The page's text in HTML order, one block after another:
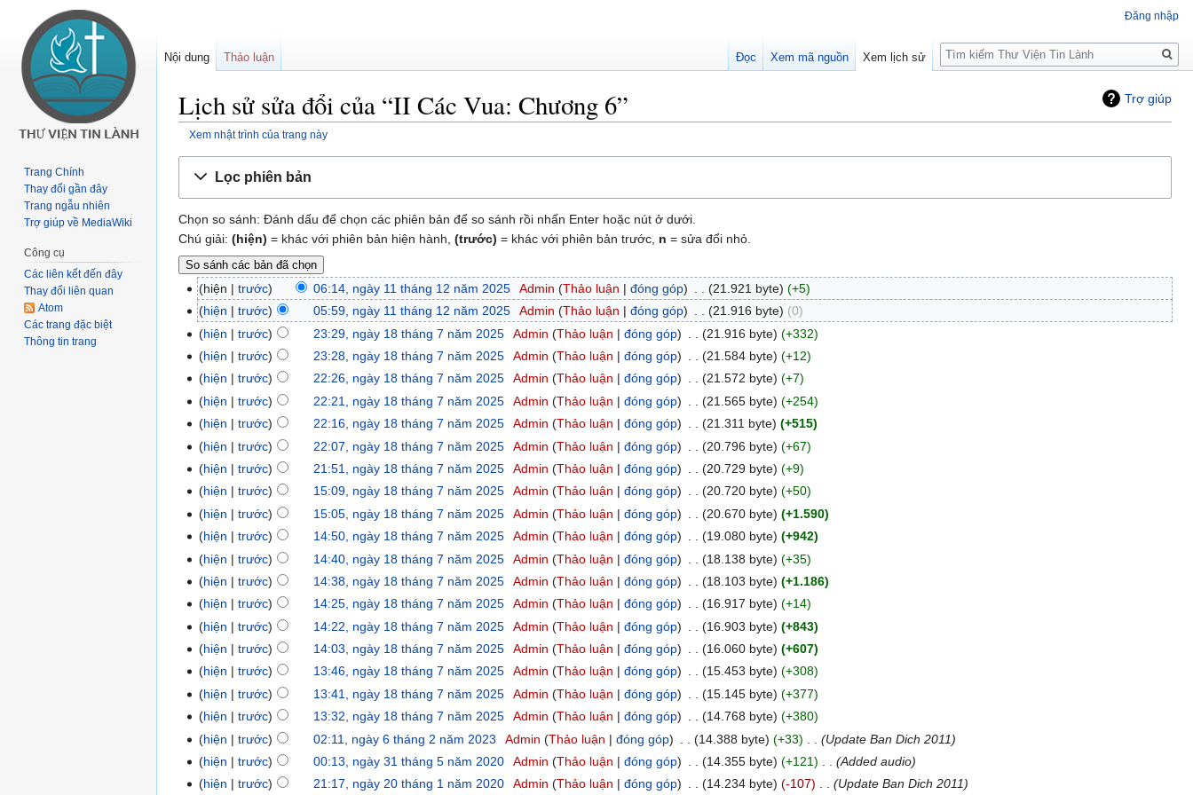
Trợ giúp
Lịch sử sửa đổi của “II Các Vua: Chương 6”
Xem nhật trình của trang này
hướng
kiếm
Lọc phiên bản
Chọn so sánh: Đánh dấu để chọn các phiên bản để so sánh rồi nhấn Enter hoặc nút ở dưới.
Chú giải: (hiện) = khác với phiên bản hiện hành, (trước) = khác với phiên bản trước, n = sửa đổi nhỏ.
hiện trước 06:14, ngày 11 tháng 12 năm 2025 Admin Thảo luận đóng góp 21.921 byte
+5
hiện
trước 05:59, ngày 11 tháng 12 năm 2025 Admin Thảo luận đóng góp 21.916 byte
0
hiện
trước 23:29, ngày 18 tháng 7 năm 2025 Admin Thảo luận đóng góp 21.916 byte
+332
hiện
trước 23:28, ngày 18 tháng 7 năm 2025 Admin Thảo luận đóng góp 21.584 byte
+12
hiện
trước 22:26, ngày 18 tháng 7 năm 2025 Admin Thảo luận đóng góp 21.572 byte
+7
hiện
trước 22:21, ngày 18 tháng 7 năm 2025 Admin Thảo luận đóng góp 21.565 byte
+254
hiện
trước 22:16, ngày 18 tháng 7 năm 2025 Admin Thảo luận đóng góp 21.311 byte
+515
hiện
trước 22:07, ngày 18 tháng 7 năm 2025 Admin Thảo luận đóng góp 20.796 byte
+67
hiện
trước 21:51, ngày 18 tháng 7 năm 2025 Admin Thảo luận đóng góp 20.729 byte
+9
hiện
trước 15:09, ngày 18 tháng 7 năm 2025 Admin Thảo luận đóng góp 20.720 byte
+50
hiện
trước 15:05, ngày 18 tháng 7 năm 2025 Admin Thảo luận đóng góp 20.670 byte
+1.590
hiện
trước 14:50, ngày 18 tháng 7 năm 2025 Admin Thảo luận đóng góp 19.080 byte
+942
hiện
trước 14:40, ngày 18 tháng 7 năm 2025 Admin Thảo luận đóng góp 18.138 byte
+35
hiện
trước 14:38, ngày 18 tháng 7 năm 2025 Admin Thảo luận đóng góp 18.103 byte
+1.186
hiện
trước 14:25, ngày 18 tháng 7 năm 2025 Admin Thảo luận đóng góp 16.917 byte
+14
hiện
trước 14:22, ngày 18 tháng 7 năm 2025 Admin Thảo luận đóng góp 16.903 byte
+843
hiện
trước 14:03, ngày 18 tháng 7 năm 2025 Admin Thảo luận đóng góp 16.060 byte
+607
hiện
trước 13:46, ngày 18 tháng 7 năm 2025 Admin Thảo luận đóng góp 15.453 byte
+308
hiện
trước 13:41, ngày 18 tháng 7 năm 2025 Admin Thảo luận đóng góp 15.145 byte
+377
hiện
trước 13:32, ngày 18 tháng 7 năm 2025 Admin Thảo luận đóng góp 14.768 byte
+380
hiện
trước 02:11, ngày 6 tháng 2 năm 2023 Admin Thảo luận đóng góp 14.388 byte +33
Update Ban Dich 2011
hiện
trước 00:13, ngày 31 tháng 5 năm 2020 Admin Thảo luận đóng góp 14.355 byte +121
Added audio
hiện
trước 21:17, ngày 20 tháng 1 năm 2020 Admin Thảo luận đóng góp 14.234 byte -107 Update Ban Dich 2011
Đăng nhập
Nội dung Thảo luận Đọc Xem mã nguồn Xem lịch sử
Tìm
kiếm
Trang Chính
Thay đổi gần đây
Trang ngẫu nhiên
Trợ giúp về MediaWiki
Công cụ
Các liên kết đến đây
Thay đổi liên quan
Atom
Các trang đặc biệt
Thông tin trang